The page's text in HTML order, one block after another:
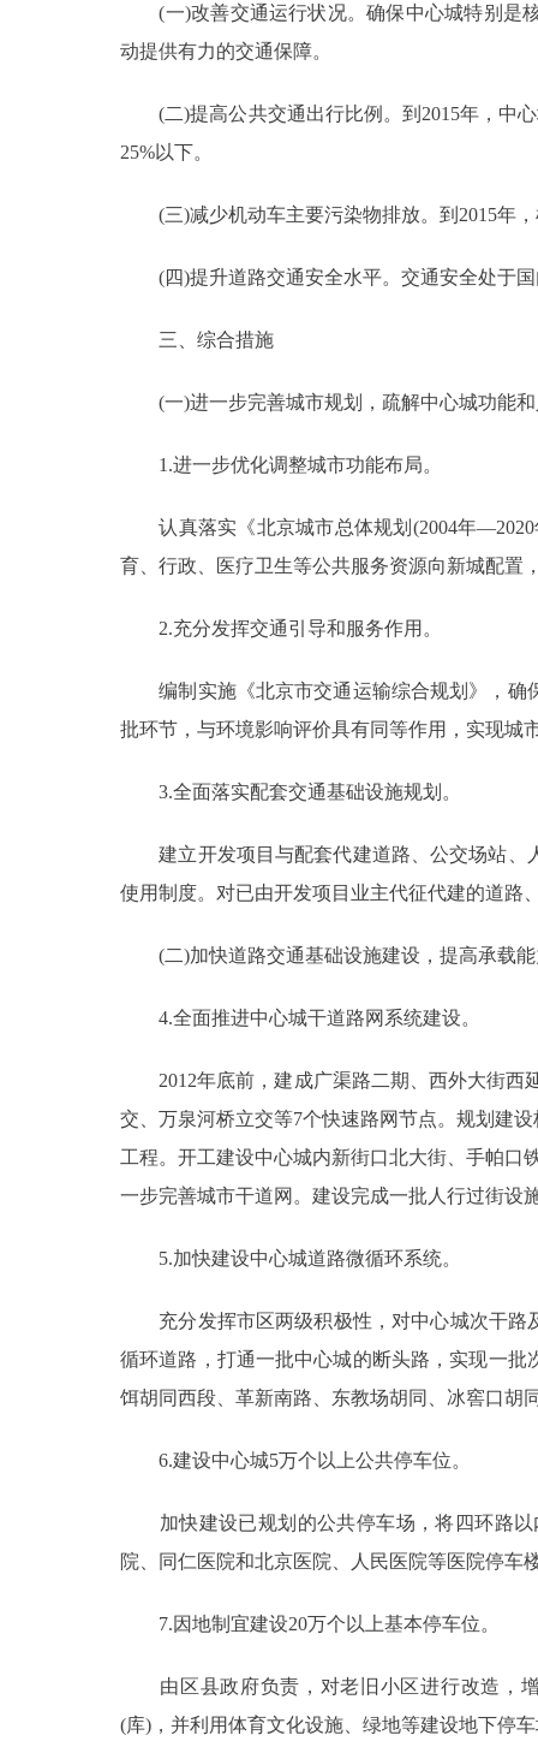
多语种
ENGLISH
(一)改善交通运行状况。确保中心城特别是核
动提供有力的交通保障。
(二)提高公共交通出行比例。到2015年，中心
25%以下。
(三)减少机动车主要污染物排放。到2015年，
(四)提升道路交通安全水平。交通安全处于国
三、综合措施
(一)进一步完善城市规划，疏解中心城功能和
1.进一步优化调整城市功能布局。
认真落实《北京城市总体规划(2004年—2020
育、行政、医疗卫生等公共服务资源向新城配置
2.充分发挥交通引导和服务作用。
编制实施《北京市交通运输综合规划》，确
批环节，与环境影响评价具有同等作用，实现城
3.全面落实配套交通基础设施规划。
建立开发项目与配套代建道路、公交场站、
使用制度。对已由开发项目业主代征代建的道路
(二)加快道路交通基础设施建设，提高承载能
4.全面推进中心城干道路网系统建设。
2012年底前，建成广渠路二期、西外大街西
交、万泉河桥立交等7个快速路网节点。规划建
工程。开工建设中心城内新街口北大街、手帕口
一步完善城市干道网。建设完成一批人行过街设
5.加快建设中心城道路微循环系统。
充分发挥市区两级积极性，对中心城次干路及
循环道路，打通一批中心城的断头路，实现一
饵胡同西段、革新南路、东教场胡同、冰窖口胡
6.建设中心城5万个以上公共停车位。
加快建设已规划的公共停车场，将四环路以
院、同仁医院和北京医院、人民医院等医院停车
7.因地制宜建设20万个以上基本停车位。
由区县政府负责，对老旧小区进行改造，增
(库)，并利用体育文化设施、绿地等建设地下停